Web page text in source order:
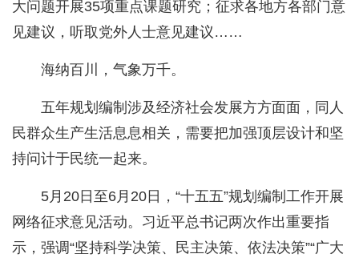
大问题开展35项重点课题研究；征求各地方各部门意
见建议，听取党外人士意见建议……
海纳百川，气象万千。
五年规划编制涉及经济社会发展方方面面，同人
民群众生产生活息息相关，需要把加强顶层设计和坚
持问计于民统一起来。
5月20日至6月20日，“十五五”规划编制工作开展
网络征求意见活动。习近平总书记两次作出重要指
示，强调“坚持科学决策、民主决策、依法决策”“广大